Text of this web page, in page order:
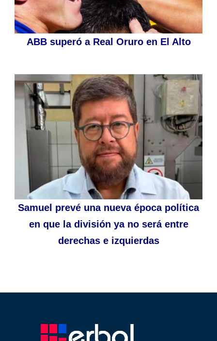
ABB superó a Real Oruro en El Alto
Samuel prevé una nueva época política
en que la división ya no será entre
derechas e izquierdas